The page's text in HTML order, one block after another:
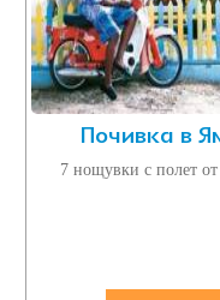
Почивка в
7 нощувки с полет